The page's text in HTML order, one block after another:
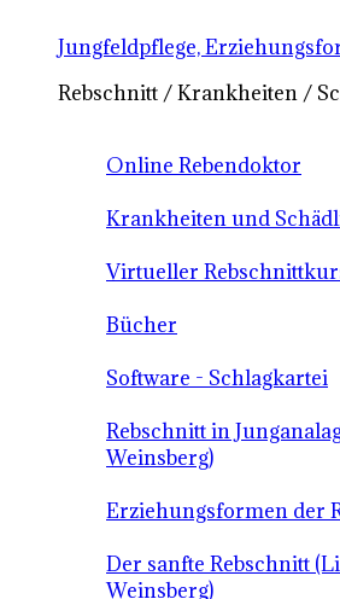
Jungfeldpflege,
Rebschnitt / Krankheiten /
Online Rebendoktor
Krankheiten und
Virtueller
Bücher
Software - Schlagkartei
Rebschnitt in
Weinsberg)
Erziehungsformen der
Der sanfte Rebschnitt
Weinsberg)